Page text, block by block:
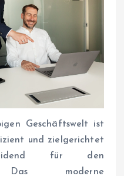
Geschäftswelt ist
und zielgerichtet
für den
Das moderne